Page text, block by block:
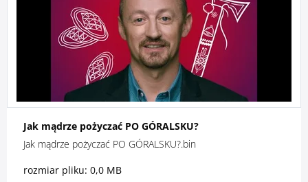
Jak mądrze pożyczać PO GÓRALSKU?
Jak mądrze pożyczać PO GÓRALSKU?.bin
rozmiar pliku: 0,0 MB